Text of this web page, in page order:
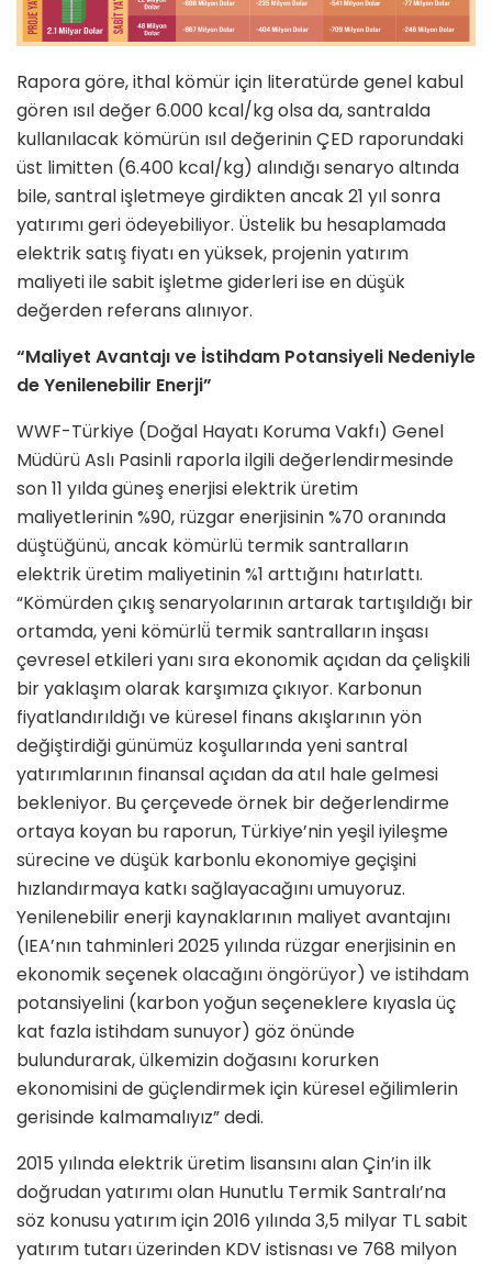
Rapora göre, ithal kömür için literatürde genel kabul
gören ısıl değer 6.000 kcal/kg olsa da, santralda
kullanılacak kömürün ısıl değerinin ÇED raporundaki
üst limitten (6.400 kcal/kg) alındığı senaryo altında
bile, santral işletmeye girdikten ancak 21 yıl sonra
yatırımı geri ödeyebiliyor. Üstelik bu hesaplamada
elektrik satış fiyatı en yüksek, projenin yatırım
maliyeti ile sabit işletme giderleri ise en düşük
değerden referans alınıyor.
“Maliyet Avantajı ve İstihdam Potansiyeli Nedeniyle
de Yenilenebilir Enerji”
WWF-Türkiye (Doğal Hayatı Koruma Vakfı) Genel
Müdürü Aslı Pasinli raporla ilgili değerlendirmesinde
son 11 yılda güneş enerjisi elektrik üretim
maliyetlerinin %90, rüzgar enerjisinin %70 oranında
düştüğünü, ancak kömürlü termik santralların
elektrik üretim maliyetinin %1 arttığını hatırlattı.
“Kömürden çıkış senaryolarının artarak tartışıldığı bir
ortamda, yeni kömürlü̈ termik santralların inşası
çevresel etkileri yanı sıra ekonomik açıdan da çelişkili
bir yaklaşım olarak karşımıza çıkıyor. Karbonun
fiyatlandırıldığı ve küresel finans akışlarının yön
değiştirdiği günümüz koşullarında yeni santral
yatırımlarının finansal açıdan da atıl hale gelmesi
bekleniyor. Bu çerçevede örnek bir değerlendirme
ortaya koyan bu raporun, Türkiye’nin yeşil iyileşme
sürecine ve düşük karbonlu ekonomiye geçişini
hızlandırmaya katkı sağlayacağını umuyoruz.
Yenilenebilir enerji kaynaklarının maliyet avantajını
(IEA’nın tahminleri 2025 yılında rüzgar enerjisinin en
ekonomik seçenek olacağını öngörüyor) ve istihdam
potansiyelini (karbon yoğun seçeneklere kıyasla üç
kat fazla istihdam sunuyor) göz önünde
bulundurarak, ülkemizin doğasını korurken
ekonomisini de güçlendirmek için küresel eğilimlerin
gerisinde kalmamalıyız” dedi.
2015 yılında elektrik üretim lisansını alan Çin’in ilk
doğrudan yatırımı olan Hunutlu Termik Santralı’na
söz konusu yatırım için 2016 yılında 3,5 milyar TL sabit
yatırım tutarı üzerinden KDV istisnası ve 768 milyon